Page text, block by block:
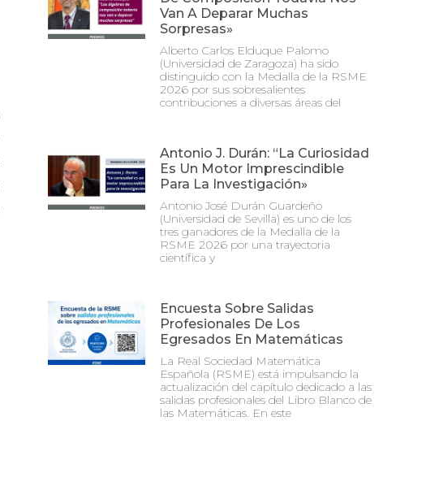
Van A Deparar Muchas
Sorpresas»
Alberto Carlos Elduque Palomo
(Universidad de Zaragoza) ha sido
distinguido con la Medalla de la RSME
2026 por sus sobresalientes
contribuciones a diversas áreas del
Antonio J. Durán: “La Curiosidad
Es Un Motor Imprescindible
Para La Investigación»
Antonio José Durán Guardeño
(Universidad de Sevilla) es uno de los
tres ganadores de la Medalla de la
RSME 2026 por una trayectoria
científica y
Encuesta Sobre Salidas
Profesionales De Los
Egresados En Matemáticas
La Real Sociedad Matemática
Española (RSME) está impulsando la
actualización del capítulo dedicado a las
salidas profesionales del Libro Blanco de
las Matemáticas. En este